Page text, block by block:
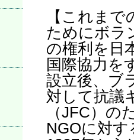
【これま
ためにボラ
の権利を日
国際協力を
設立後、ブ
対して抗議
（JFC）の
NGOに対